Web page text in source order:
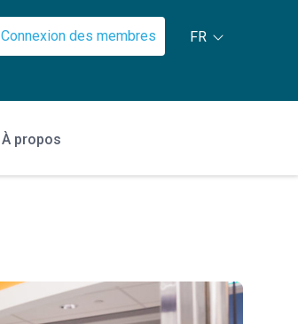
Connexion des membres FR
À propos